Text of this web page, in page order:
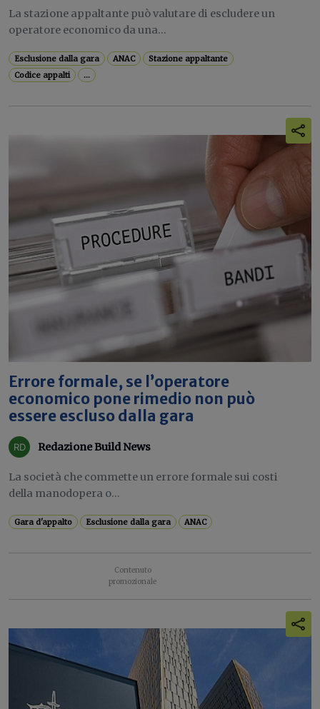
La stazione appaltante può valutare di escludere un
operatore economico da una...
Esclusione dalla gara ANAC
Stazione appaltante
Codice appalti
...
Errore formale, se l’operatore
economico pone rimedio non può
essere escluso dalla gara
Redazione Build News
La società che commette un errore formale sui costi
della manodopera o...
Gara d'appalto Esclusione dalla gara ANAC